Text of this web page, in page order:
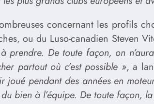
concernant les profils
ou du Luso-canadien Steven
prendre. De toute façon, on
partout où c’est possible », a
joué pendant des années en
bien à l’équipe. De toute façon,